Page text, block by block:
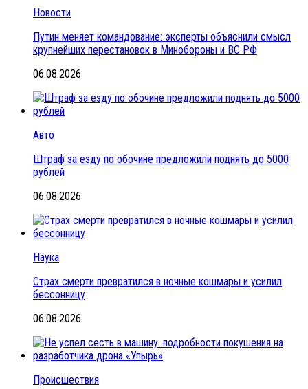
Новости
Путин меняет командование: эксперты объяснили смысл
крупнейших перестановок в Минобороны и ВС РФ
06.08.2026
Авто
Штраф за езду по обочине предложили поднять до 5000
рублей
06.08.2026
Наука
Страх смерти превратился в ночные кошмары и усилил
бессонницу
06.08.2026
Происшествия